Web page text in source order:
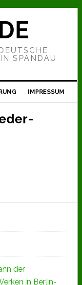
SPANDAU
IMPRESSUM
der
in Berlin-